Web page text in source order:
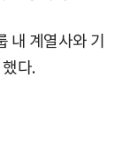
내 계열사와 기
다.